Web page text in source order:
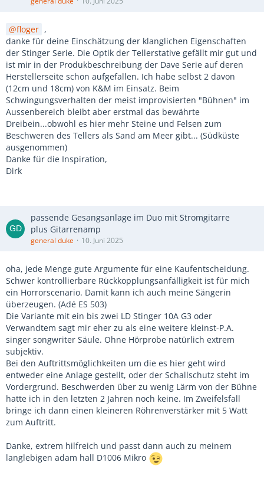
floger ,
danke für deine Einschätzung der klanglichen Eigenschaften
der Stinger Serie. Die Optik der Tellerstative gefällt mir gut und
ist mir in der Produkbeschreibung der Dave Serie auf deren
Herstellerseite schon aufgefallen. Ich habe selbst 2 davon
(12cm und 18cm) von K&M im Einsatz. Beim
Schwingungsverhalten der meist improvisierten "Bühnen" im
Aussenbereich bleibt aber erstmal das bewährte
Dreibein...obwohl es hier mehr Steine und Felsen zum
Beschweren des Tellers als Sand am Meer gibt... (Südküste
ausgenommen)
Danke für die Inspiration,
Dirk
passende Gesangsanlage im Duo mit Stromgitarre
plus Gitarrenamp
general duke 10. Juni 2025
oha, jede Menge gute Argumente für eine Kaufentscheidung.
Schwer kontrollierbare Rückkopplungsanfälligkeit ist für mich
ein Horrorscenario. Damit kann ich auch meine Sängerin
überzeugen. (Adé ES 503)
Die Variante mit ein bis zwei LD Stinger 10A G3 oder
Verwandtem sagt mir eher zu als eine weitere kleinst-P.A.
singer songwriter Säule. Ohne Hörprobe natürlich extrem
subjektiv.
Bei den Auftrittsmöglichkeiten um die es hier geht wird
entweder eine Anlage gestellt, oder der Schallschutz steht im
Vordergrund. Beschwerden über zu wenig Lärm von der Bühne
hatte ich in den letzten 2 Jahren noch keine. Im Zweifelsfall
bringe ich dann einen kleineren Röhrenverstärker mit 5 Watt
zum Auftritt.
Danke, extrem hilfreich und passt dann auch zu meinem
langlebigen adam hall D1006 Mikro